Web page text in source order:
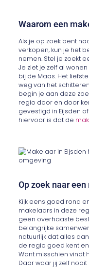
Waarom een
Als je op zoek bent
verkopen, kun je het
nemen. Stel je zoekt
Je ziet je zelf al
bij de Maas. Het
weg van het
begin je aan deze
regio door en door
gevestigd in Eijsden
hiervoor is dat de
Op zoek naar
Kijk eens goed rond
makelaars in deze
geen overhaaste
belangrijke
natuurlijk dat alles
de regio goed kent
Want misschien vindt
Daar waar jij zelf